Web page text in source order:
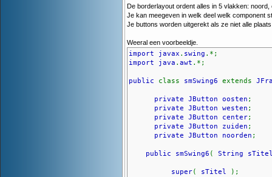
De borderlayout ordent alles in 5 vlakken:
Je kan meegeven in welk deel welk component
Je buttons worden uitgerekt als ze niet alle
Weeral een voorbeeldje.
import javax . swing .*;
import java . awt .*;
public class smSwing6 extends
private JButton oosten ;
private JButton westen ;
private JButton center;
private JButton zuiden ;
private JButton noorden ;
public smSwing6 ( String
super( sTitel );